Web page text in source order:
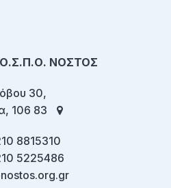
ΝΟΣΤΟΣ
30,
106 83
8815310
5225486